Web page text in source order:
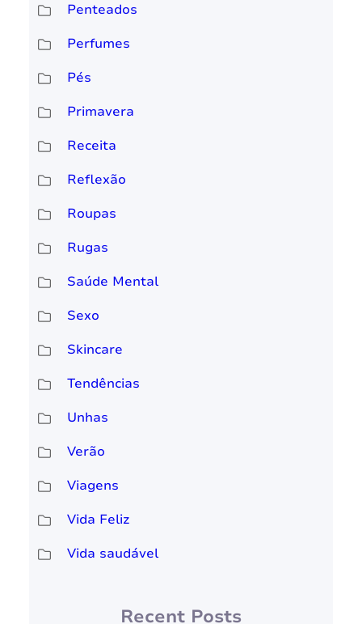
Penteados
Perfumes
Pés
Primavera
Receita
Reflexão
Roupas
Rugas
Saúde Mental
Sexo
Skincare
Tendências
Unhas
Verão
Viagens
Vida Feliz
Vida saudável
Recent Posts